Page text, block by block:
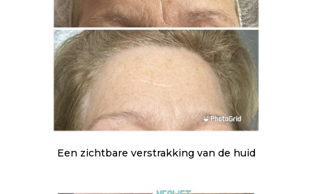
Een zichtbare verstrakking van de huid